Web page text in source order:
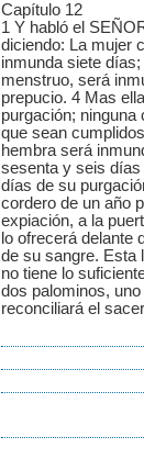
Capítulo 12
1 Y habló el
diciendo: La mujer
inmunda siete
menstruo, será
prepucio. 4 Mas
purgación;
que sean
hembra será
sesenta y seis
días de su
cordero de un año
expiación, a la
lo ofrecerá delante
de su sangre. Esta
no tiene lo
dos palominos,
reconciliará el